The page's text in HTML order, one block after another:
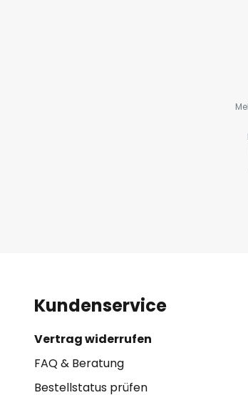
Kundenservice
Vertrag widerrufen
FAQ & Beratung
Bestellstatus prüfen